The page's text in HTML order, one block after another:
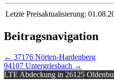
Letzte Preisaktualisierung:
Beitragsnavigation
← 37176 Nörten-Hardenberg
94107 Untergriesbach →
LTE Abdeckung in 26125